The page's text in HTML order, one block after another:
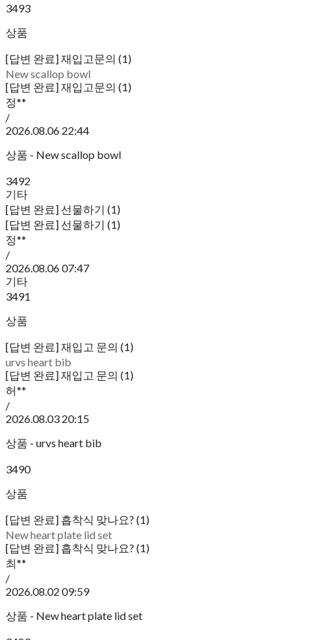
3493
상품
[답변 완료] 재입고문의 (1)
New scallop bowl
[답변 완료] 재입고문의 (1)
정**
/
2026.08.06 22:44
상품 - New scallop bowl
3492
기타
[답변 완료] 선물하기 (1)
[답변 완료] 선물하기 (1)
정**
/
2026.08.06 07:47
기타
3491
상품
[답변 완료] 재입고 문의 (1)
urvs heart bib
[답변 완료] 재입고 문의 (1)
허**
/
2026.08.03 20:15
상품 - urvs heart bib
3490
상품
[답변 완료] 흡착식 맞나요? (1)
New heart plate lid set
[답변 완료] 흡착식 맞나요? (1)
최**
/
2026.08.02 09:59
상품 - New heart plate lid set